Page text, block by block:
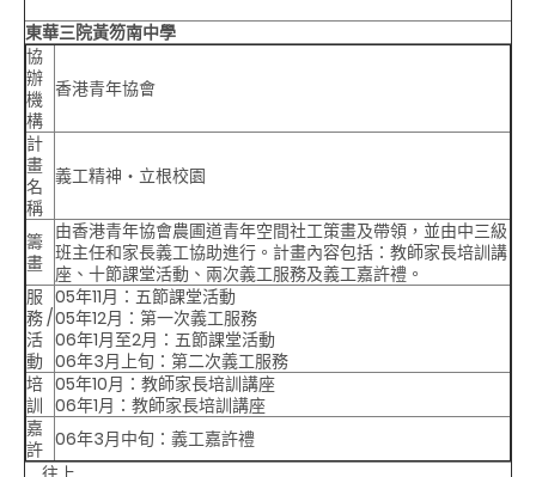
東華三院黃笏南中學
協
辦
機
構
香港青年協會
計
畫
名
稱
義工精神‧立根校園
籌
畫
由香港青年協會農圃道青年空間社工策畫及帶領，並由中三級
班主任和家長義工協助進行。計畫內容包括：教師家長培訓講
座、十節課堂活動、兩次義工服務及義工嘉許禮。
服
務 /
活
動
05年11月：五節課堂活動
05年12月：第一次義工服務
06年1月至2月：五節課堂活動
06年3月上旬：第二次義工服務
培
訓
05年10月：教師家長培訓講座
06年1月：教師家長培訓講座
嘉
許 06年3月中旬：義工嘉許禮